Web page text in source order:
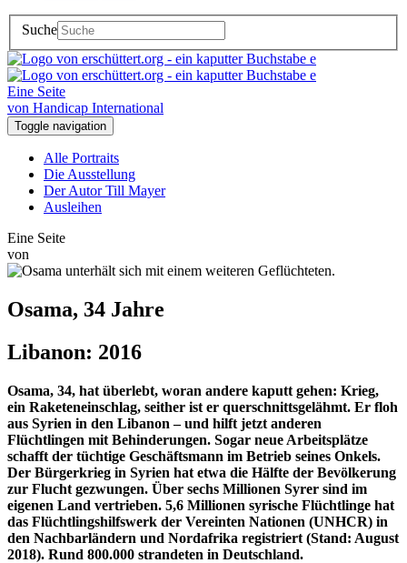
Suche
Eine Seite
von Handicap International
Toggle navigation
Alle Portraits
Die Ausstellung
Der Autor Till Mayer
Ausleihen
Eine Seite
von
Osama, 34 Jahre
Libanon: 2016
Osama, 34, hat überlebt, woran andere kaputt gehen: Krieg,
ein Raketeneinschlag, seither ist er querschnittsgelähmt. Er floh
aus Syrien in den Libanon – und hilft jetzt anderen
Flüchtlingen mit Behinderungen. Sogar neue Arbeitsplätze
schafft der tüchtige Geschäftsmann im Betrieb seines Onkels.
Der Bürgerkrieg in Syrien hat etwa die Hälfte der Bevölkerung
zur Flucht gezwungen. Über sechs Millionen Syrer sind im
eigenen Land vertrieben. 5,6 Millionen syrische Flüchtlinge hat
das Flüchtlingshilfswerk der Vereinten Nationen (UNHCR) in
den Nachbarländern und Nordafrika registriert (Stand: August
2018). Rund 800.000 strandeten in Deutschland.